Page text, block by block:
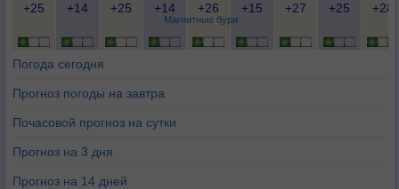
Магнитные бури
+25 +14 +25 +14 +26 +15 +27 +25 +28
Погода сегодня
Прогноз погоды на завтра
Почасовой прогноз на сутки
Прогноз на 3 дня
Прогноз на 14 дней